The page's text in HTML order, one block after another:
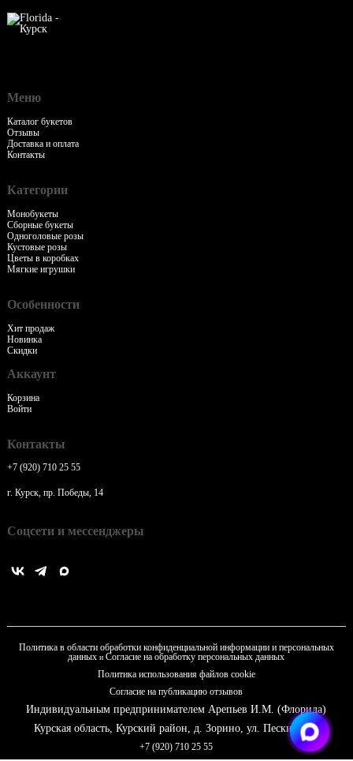
Меню
Каталог букетов
Отзывы
Доставка и оплата
Контакты
Категории
Монобукеты
Сборные букеты
Одноголовые розы
Кустовые розы
Цветы в коробках
Мягкие игрушки
Особенности
Хит продаж
Новинка
Скидки
Аккаунт
Корзина
Войти
Контакты
+7 (920) 710 25 55
г. Курск, пр. Победы, 14
Соцсети и мессенджеры
Политика в области обработки конфиденциальной информации и персональных
данных иСогласие на обработку персональных данных
Политика использования файлов cookie
Согласие на публикацию отзывов
Индивидуальным предпринимателем Арепьев И.М. (Флорида)
Курская область, Курский район, д. Зорино, ул. Пески д. 13
+7 (920) 710 25 55